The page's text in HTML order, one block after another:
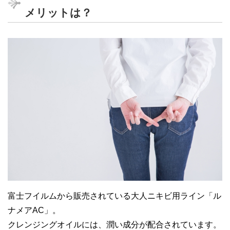
メリットは？
富士フイルムから販売されている大人ニキビ用ライン「ル
ナメアAC」。
クレンジングオイルには、潤い成分が配合されています。